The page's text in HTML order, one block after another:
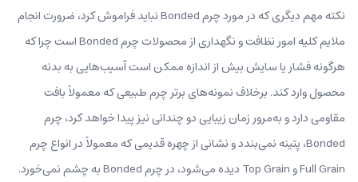
نکته مهم دیگری که در مورد چرم Bonded نباید فراموش کرد، ضرورت انجام
ملایم کلیه امور نظافت و نگهداری از محصولات چرم Bonded است چرا که
هرگونه فشار یا سایش بیش از اندازه ممکن است آسیب‌هایی به بدنه
محصول وارد کند. برخلاف نمونه‌های برتر چرم طبیعی که معمولاً بافت
مقاومی دارد و به‌مرور زمان زیبایی دو چندانی نیز پیدا خواهد کرد، چرم
Bonded، پتینه نمی‌بندد و نشانی از چهره قدیمی که معمولاً در انواع چرم
Full Grain و Top Grain دیده می‌شود، در چرم Bonded به چشم نمی‌خورد.